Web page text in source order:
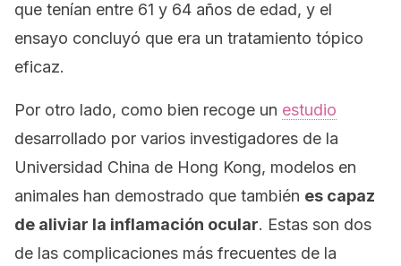
que tenían entre 61 y 64 años de edad, y el
ensayo concluyó que era un tratamiento tópico
eficaz.
Por otro lado, como bien recoge un estudio
desarrollado por varios investigadores de la
Universidad China de Hong Kong, modelos en
animales han demostrado que también es capaz
de aliviar la inflamación ocular. Estas son dos
de las complicaciones más frecuentes de la